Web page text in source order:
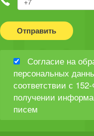
Отправить
Согласие на
персональных
соответствии с
получении
писем